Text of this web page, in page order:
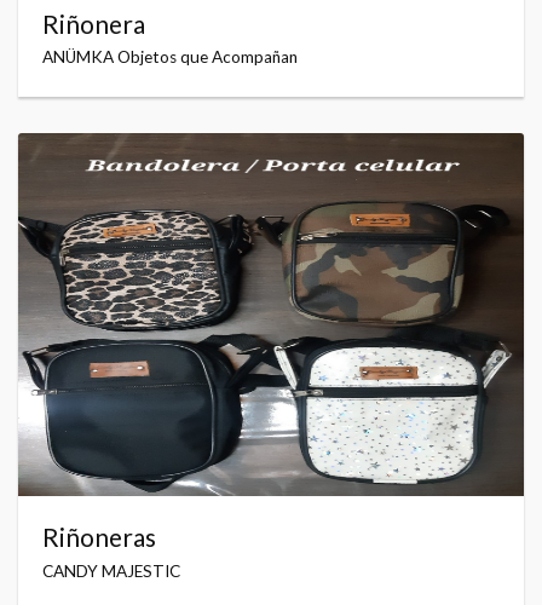
Riñonera
ANÜMKA Objetos que Acompañan
Riñoneras
CANDY MAJESTIC